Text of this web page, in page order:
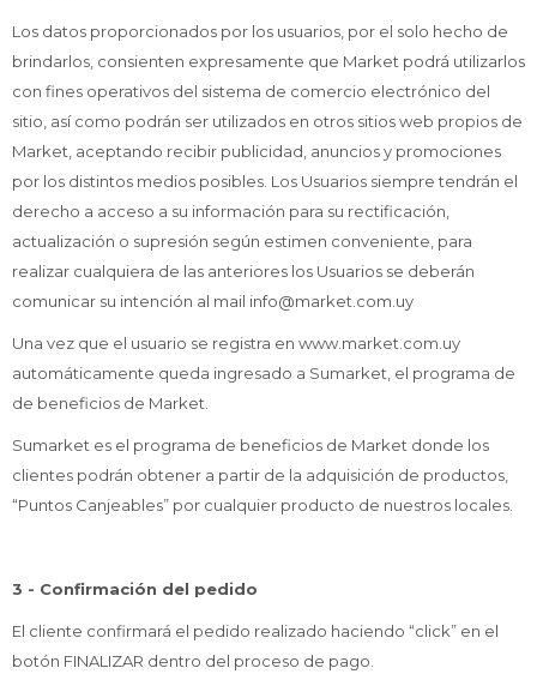
Los datos proporcionados por los usuarios, por el solo hecho de
brindarlos, consienten expresamente que Market podrá utilizarlos
con fines operativos del sistema de comercio electrónico del
sitio, así como podrán ser utilizados en otros sitios web propios de
Market, aceptando recibir publicidad, anuncios y promociones
por los distintos medios posibles. Los Usuarios siempre tendrán el
derecho a acceso a su información para su rectificación,
actualización o supresión según estimen conveniente, para
realizar cualquiera de las anteriores los Usuarios se deberán
comunicar su intención al mail info@market.com.uy
Una vez que el usuario se registra en www.market.com.uy
automáticamente queda ingresado a Sumarket, el programa de
de beneficios de Market.
Sumarket es el programa de beneficios de Market donde los
clientes podrán obtener a partir de la adquisición de productos,
“Puntos Canjeables” por cualquier producto de nuestros locales.
3 - Confirmación del pedido
El cliente confirmará el pedido realizado haciendo “click” en el
botón FINALIZAR dentro del proceso de pago.
Comprá ahora y Pagá
Después, hasta en 12
¡Sumate a la forma más ágil de
comprar!
* sujeto aprobación crediticia.
Verifica si estás calificado para comprar con
Pago Después:
Estás calificado para comprar usando Pago